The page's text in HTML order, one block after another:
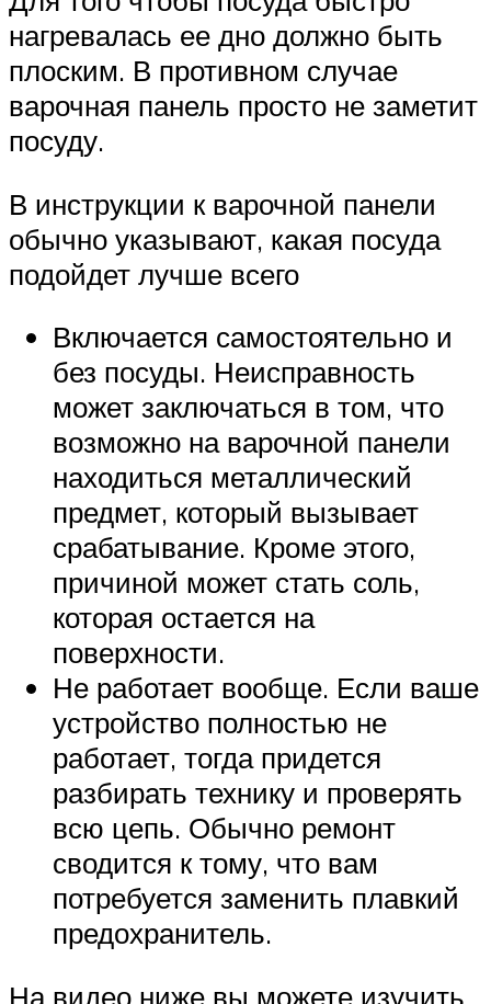
нагревалась ее дно должно быть
плоским. В противном случае
варочная панель просто не заметит
посуду.
В инструкции к варочной панели
обычно указывают, какая посуда
подойдет лучше всего
Включается самостоятельно и
без посуды. Неисправность
может заключаться в том, что
возможно на варочной панели
находиться металлический
предмет, который вызывает
срабатывание. Кроме этого,
причиной может стать соль,
которая остается на
поверхности.
Не работает вообще. Если ваше
устройство полностью не
работает, тогда придется
разбирать технику и проверять
всю цепь. Обычно ремонт
сводится к тому, что вам
потребуется заменить плавкий
предохранитель.
На видео ниже вы можете изучить